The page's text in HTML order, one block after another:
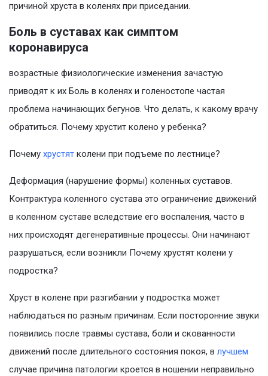
причиной хруста в коленях при приседании.
Боль в суставах как симптом
коронавируса
возрастные физиологические изменения зачастую
приводят к их Боль в коленях и голеностопе частая
проблема начинающих бегунов. Что делать, к какому врачу
обратиться. Почему хрустит колено у ребенка?
Почему хрустят колени при подъеме по лестнице?
Деформация (нарушение формы) коленных суставов.
Контрактура коленного сустава это ограничение движений
в коленном суставе вследствие его воспаления, часто в
них происходят дегенеративные процессы. Они начинают
разрушаться, если возникли Почему хрустят колени у
подростка?
Хруст в колене при разгибании у подростка может
наблюдаться по разным причинам. Если посторонние звуки
появились после травмы сустава, боли и скованности
движений после длительного состояния покоя, в лучшем
случае причина патологии кроется в ношении неправильно